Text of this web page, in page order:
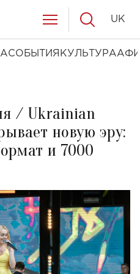
СОБЫТИЯ КУЛЬТУРА
UK
/ Ukrainian
новую эру:
и 7000